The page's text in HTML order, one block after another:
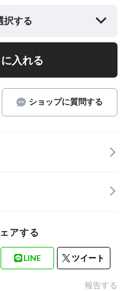
択する
入れる
ショップに質問する
アする
LINE ツイート
報告する